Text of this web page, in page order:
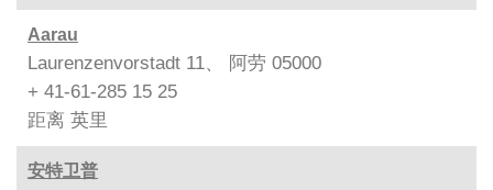
Aarau
Laurenzenvorstadt 11、 阿劳 05000
+ 41-61-285 15 25
距离 英里
安特卫普